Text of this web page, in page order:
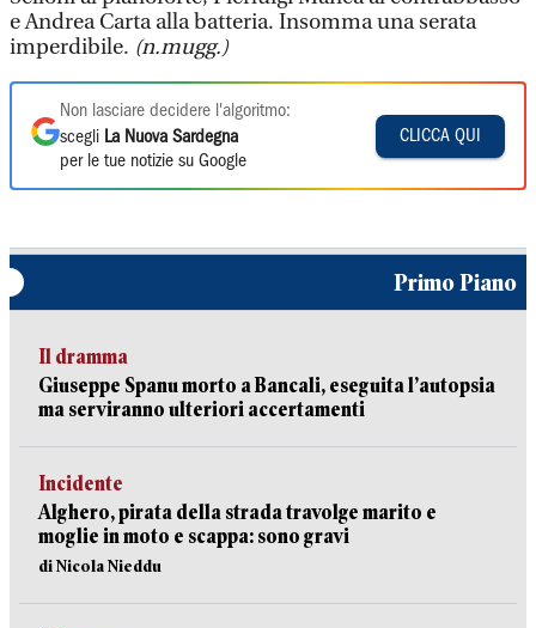
e Andrea Carta alla batteria. Insomma una serata
imperdibile. (n.mugg.)
Non lasciare decidere l'algoritmo:
scegli La Nuova Sardegna
per le tue notizie su Google
CLICCA QUI
Primo Piano
Il dramma
Giuseppe Spanu morto a Bancali, eseguita l’autopsia
ma serviranno ulteriori accertamenti
Incidente
Alghero, pirata della strada travolge marito e
moglie in moto e scappa: sono gravi
di Nicola Nieddu